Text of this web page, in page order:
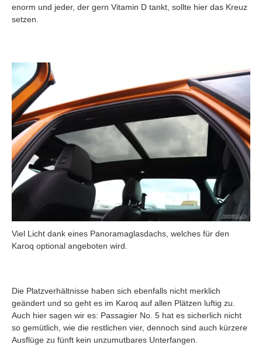
enorm und jeder, der gern Vitamin D tankt, sollte hier das Kreuz
setzen.
Viel Licht dank eines Panoramaglasdachs, welches für den
Karoq optional angeboten wird.
Die Platzverhältnisse haben sich ebenfalls nicht merklich
geändert und so geht es im Karoq auf allen Plätzen luftig zu.
Auch hier sagen wir es: Passagier No. 5 hat es sicherlich nicht
so gemütlich, wie die restlichen vier, dennoch sind auch kürzere
Ausflüge zu fünft kein unzumutbares Unterfangen.